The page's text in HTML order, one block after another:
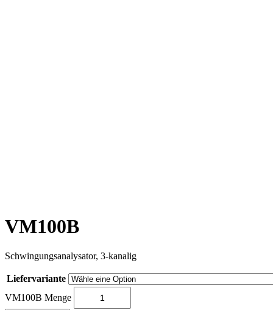
VM100B
Schwingungsanalysator, 3-kanalig
Liefervariante
VM100B Menge